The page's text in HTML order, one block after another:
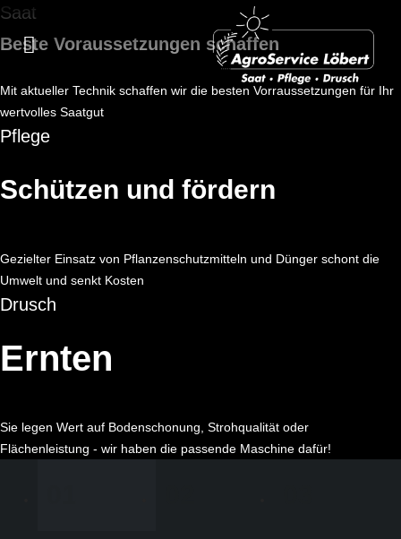
Saat
Beste Voraussetzungen schaffen
Mit aktueller Technik schaffen wir die besten Vorraussetzungen für Ihr
wertvolles Saatgut
Pflege
Schützen und fördern
Gezielter Einsatz von Pflanzenschutzmitteln und Dünger schont die
Umwelt und senkt Kosten
Drusch
Ernten
Sie legen Wert auf Bodenschonung, Strohqualität oder
Flächenleistung - wir haben die passende Maschine dafür!